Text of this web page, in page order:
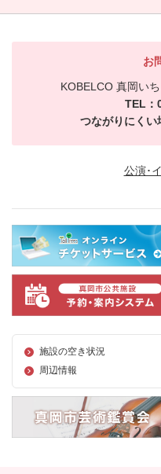
お
KOBELCO 真岡い
TEL：
つながりにく
公演･
施設の空き状況
周辺情報